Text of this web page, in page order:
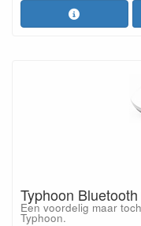
Typhoon
Een voordelig maar
Typhoon.